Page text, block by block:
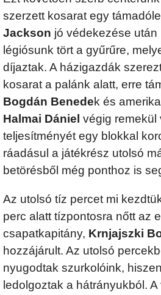
szerzett kosarat egy
Jackson jó védekezése után
légiósunk tört a gyűrűre,
díjaztak. A házigazdák
kosarat a palánk alatt, erre
Bogdán Benedek és
Halmai Dániel végig remekül
teljesítményét egy blokkal
ráadásul a játékrész utolsó
betörésből még ponthoz is
Az utolsó tíz percet mi
perc alatt tízpontosra nőtt az
csapatkapitány, Krnjajszki
hozzájárult. Az utolsó
nyugodtak szurkolóink,
ledolgoztak a hátrányukból.